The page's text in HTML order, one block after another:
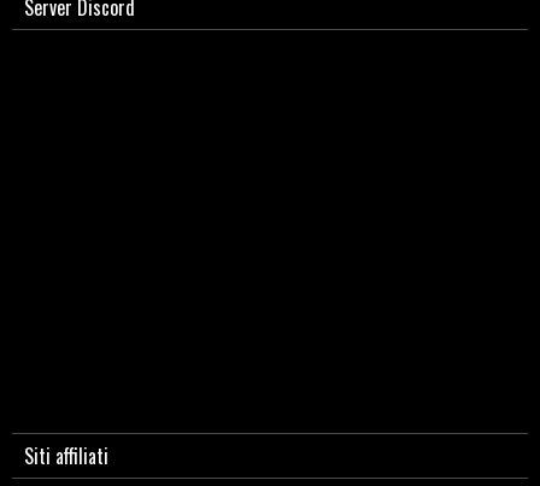
Server Discord
Siti affiliati